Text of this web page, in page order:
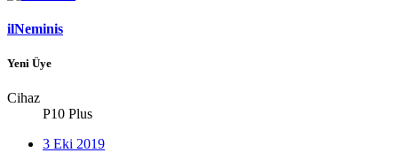
ilNeminis
Yeni Üye
Cihaz
P10 Plus
3 Eki 2019